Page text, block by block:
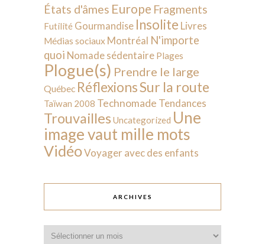
États d'âmes Europe Fragments
Futilité Gourmandise Insolite Livres
Médias sociaux Montréal N'importe
quoi Nomade sédentaire Plages
Plogue(s) Prendre le large
Québec RéflexionsSur la route
Taïwan 2008 Technomade Tendances
Trouvailles Uncategorized Une
image vaut mille mots
VidéoVoyager avec des enfants
ARCHIVES